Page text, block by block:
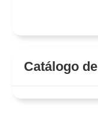
Catálogo